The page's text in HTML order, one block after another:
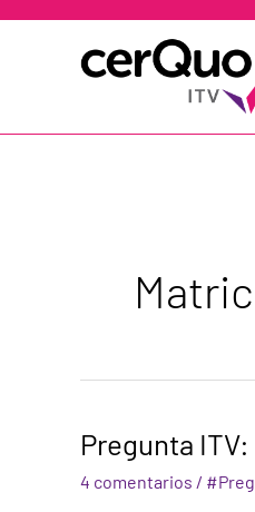
Pregunta
4 comentarios /
Pregunta
ITV:
Matriculación
de